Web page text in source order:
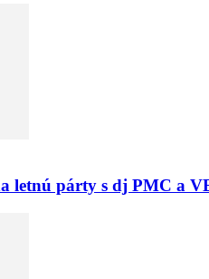
letnú párty s dj PMC a